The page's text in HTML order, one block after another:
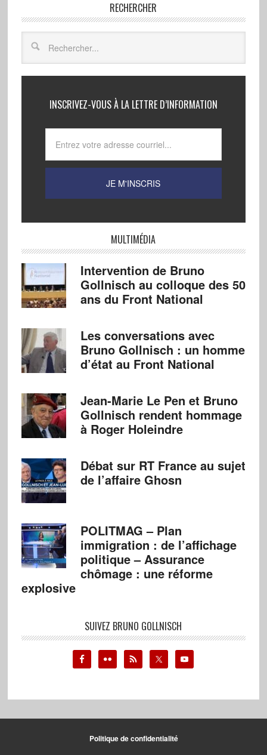
RECHERCHER
INSCRIVEZ-VOUS À LA LETTRE D’INFORMATION
MULTIMÉDIA
Intervention de Bruno
Gollnisch au colloque des 50
ans du Front National
Les conversations avec
Bruno Gollnisch : un homme
d’état au Front National
Jean-Marie Le Pen et Bruno
Gollnisch rendent hommage
à Roger Holeindre
Débat sur RT France au sujet
de l’affaire Ghosn
POLITMAG – Plan
immigration : de l’affichage
politique – Assurance
chômage : une réforme
explosive
SUIVEZ BRUNO GOLLNISCH
Politique de confidentialité